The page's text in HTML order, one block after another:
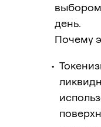
выбором
день.
Почему